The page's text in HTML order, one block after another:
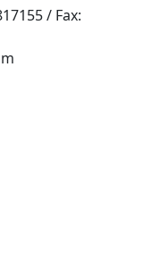
/ Fax: